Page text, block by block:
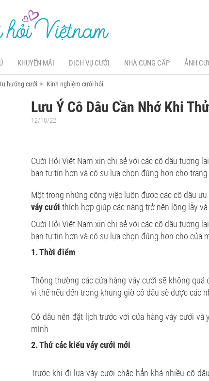
KHUYẾN MÃI DỊCH VỤ CƯỚI NHÀ CUNG CẤP ẢNH
hướng cưới Kinh nghiệm cưới hỏi
Lưu Ý Cô Dâu Cần Nhớ Khi
12/10/22
Cưới Hỏi Việt Nam xin chi sẻ với các cô dâu tương
bạn tự tin hơn và có sự lựa chọn đúng hơn cho
Một trong những công việc luôn được các cô dâu
váy cưới thích hợp giúp các nàng trở nên lộng lẫy
Cưới Hỏi Việt Nam xin chi sẻ với các cô dâu tương
bạn tự tin hơn và có sự lựa chọn đúng hơn cho của
1. Thời điểm
Thông thường các cửa hàng váy cưới sẽ không
vì thế nếu đến trong khung giờ cô dâu sẽ được các
Cô dâu nên đặt lịch trước với cửa hàng váy cưới
mình
2. Thử các kiểu váy cưới mới
Trước khi đi lựa váy cưới chắc hẳn khá nhiều cô